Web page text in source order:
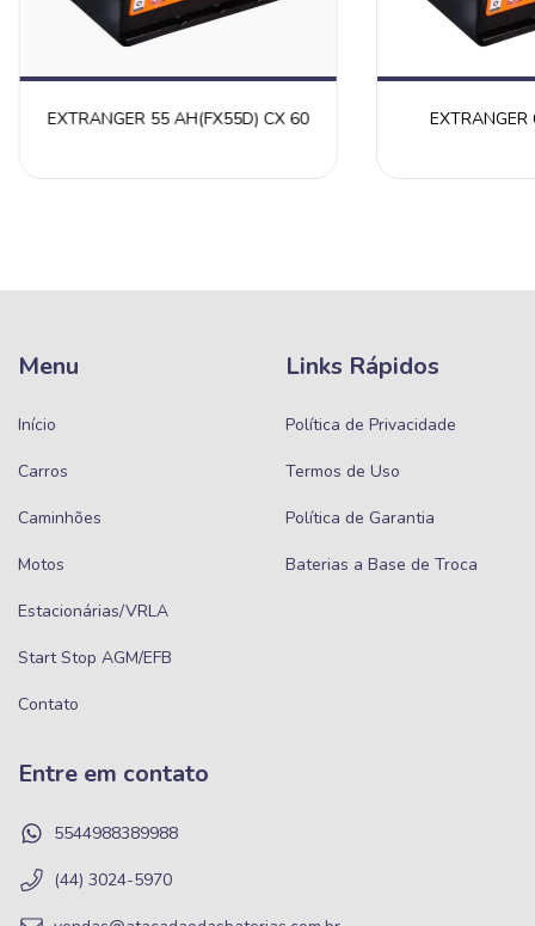
EXTRANGER 55 AH(FX55D) CX 60
Menu
Início
Carros
Caminhões
Motos
Estacionárias/VRLA
Start Stop AGM/EFB
Contato
Links Rápidos
Política de Privacidade
Termos de Uso
Política de Garantia
Baterias a Base de Troca
Entre em contato
5544988389988
(44) 3024-5970